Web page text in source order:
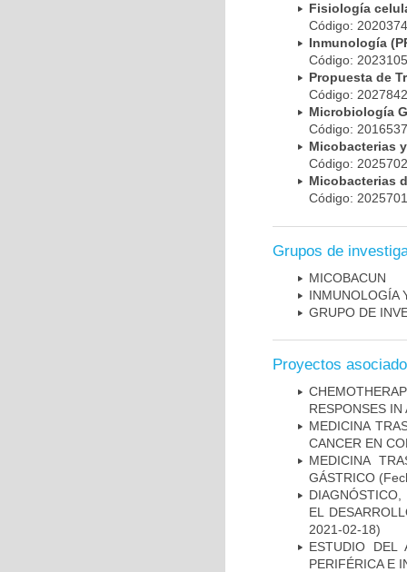
Fisiología
Código:
Inmunología
Código:
Propuesta de
Código:
Microbiología
Código:
Micobacterias
Código:
Micobacterias
Código:
Grupos de
MICOBAC­UN
INMUNOLOGÍA
GRUPO DE
Proyectos
RESPONSES IN
MEDICINA
CANCER EN
MEDICINA
GÁSTRICO
EL
2021-02-18)
ESTUDIO DEL
PERIFÉRICA E